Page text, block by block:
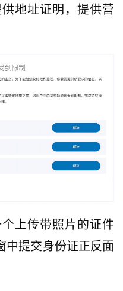
地址证明，提供营
上传带照片的证件
中提交身份证正反面